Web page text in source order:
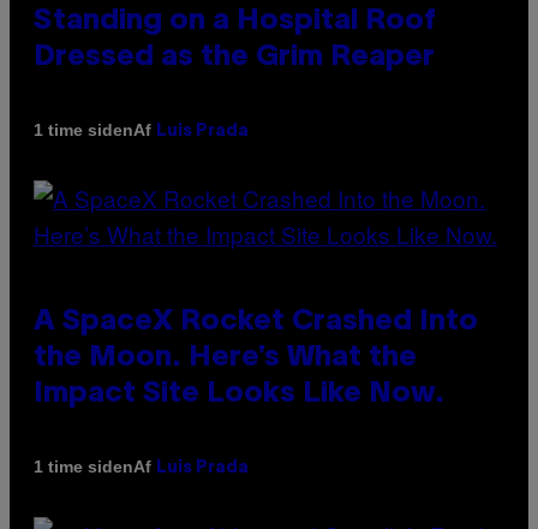
Standing on a Hospital Roof
Dressed as the Grim Reaper
1 time sidenAf Luis Prada
A SpaceX Rocket Crashed Into
the Moon. Here’s What the
Impact Site Looks Like Now.
1 time sidenAf Luis Prada